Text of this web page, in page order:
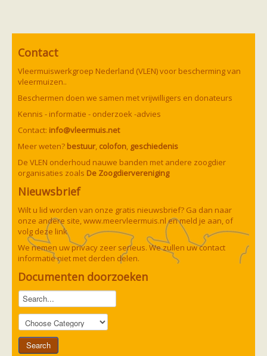
Contact
Vleermuiswerkgroep Nederland (VLEN) voor bescherming van
vleermuizen..
Beschermen doen we samen met vrijwilligers en donateurs
Kennis - informatie - onderzoek -advies
Contact: info@vleermuis.net
Meer weten? bestuur, colofon geschiedenis
De VLEN onderhoud nauwe banden met andere zoogdier
organisaties zoals De Zoogdiervereniging
Nieuwsbrief
Wilt u lid worden van onze gratis nieuwsbrief? Ga dan naar
onze andere site, www.meervleermuis.nlen meld je aan, of
volg deze link
We nemen uw privacy zeer serieus. We zullen uw contact
informatie niet met derden delen.
Documenten doorzoeken